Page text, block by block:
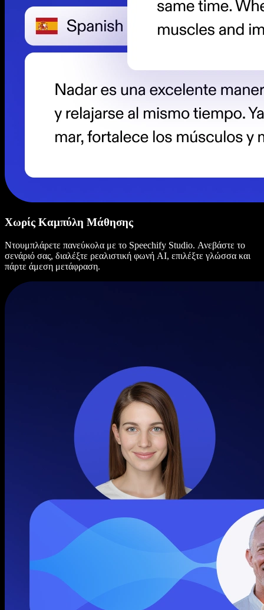
Χωρίς Καμπύλη Μάθησης
Ντουμπλάρετε πανεύκολα με το Speechify Studio. Ανεβάστε το
σενάριό σας, διαλέξτε ρεαλιστική φωνή AI, επιλέξτε γλώσσα και
πάρτε άμεση μετάφραση.